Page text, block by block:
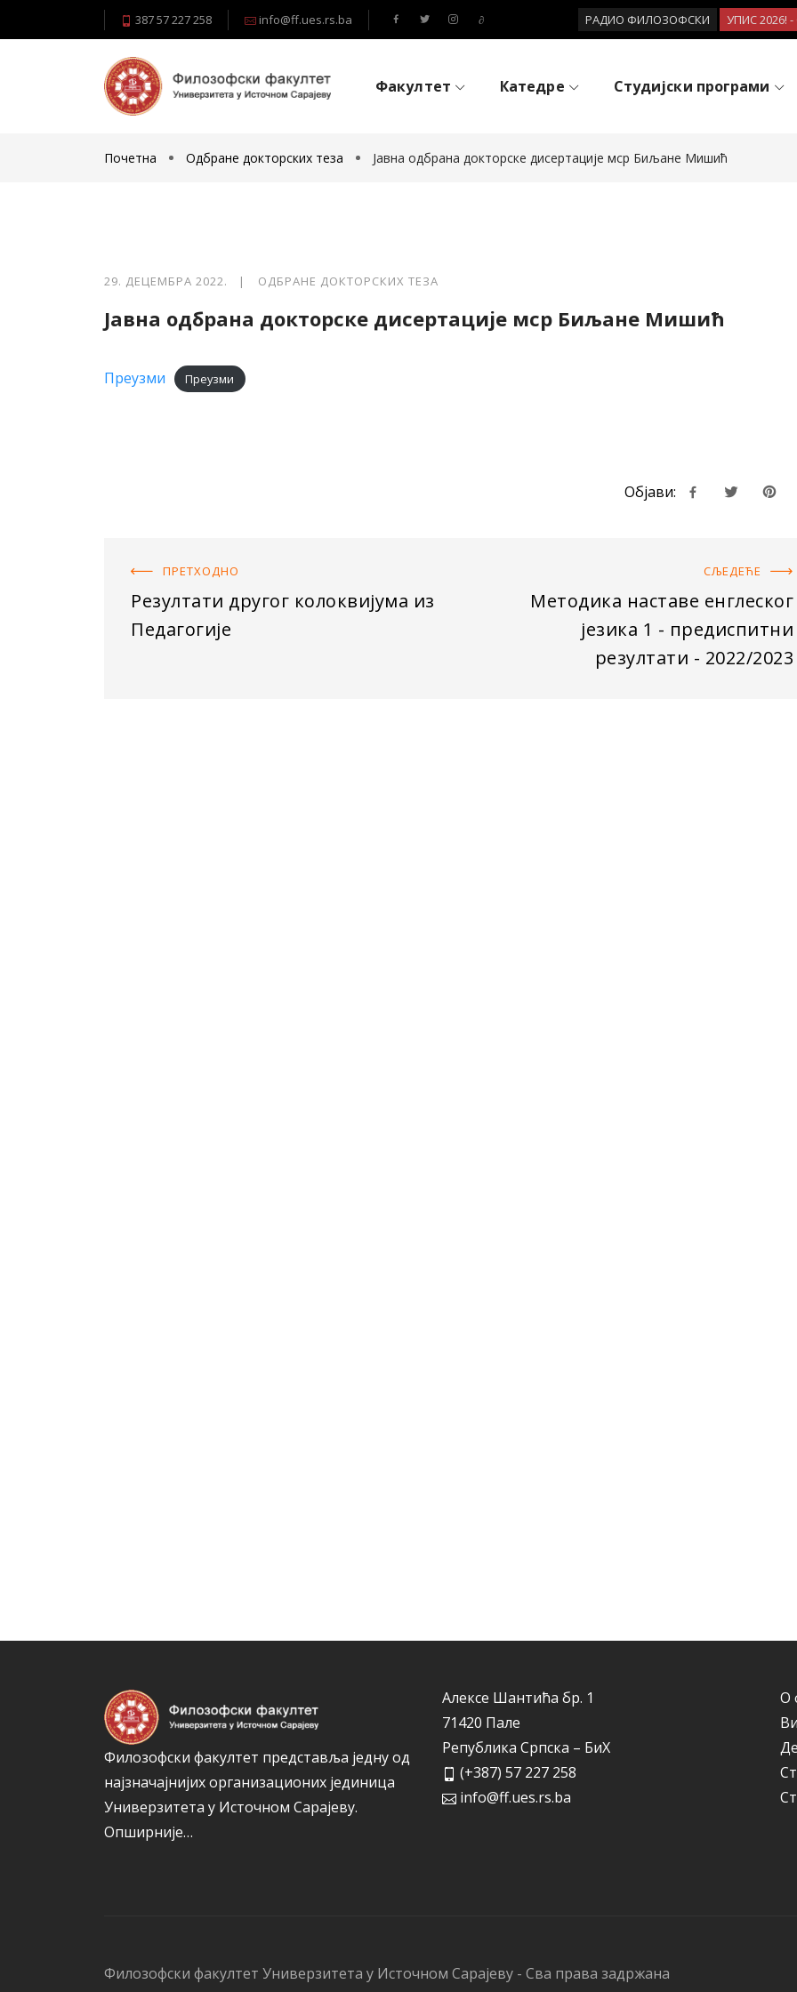
387 57 227 258 info@ff.ues.rs.ba РАДИО ФИЛОЗОФСКИ УПИС 2026!
Факултет Катедре Студијски програми
Почетна Одбране докторских теза Јавна одбрана докторске дисертације мср Биљане Мишић
29. ДЕЦЕМБРА 2022. | ОДБРАНЕ ДОКТОРСКИХ ТЕЗА
Јавна одбрана докторске дисертације мср Биљане Мишић
Преузми Преузми
Објави:
ПРЕТХОДНO
Резултати другог колоквијума из
Педагогије
СЉЕДЕЋE
Методика наставе енглеског
језика 1 - предиспитни
резултати - 2022/2023
Филозофски факултет представља једну од
најзначајнијих организационих јединица
Универзитета у Источном Сарајеву.
Опширније…
Алексе Шантића бр. 1
71420 Пале
Република Српска – БиХ
(+387) 57 227 258
info@ff.ues.rs.ba
О
Филозофски факултет Универзитета у Источном Сарајеву - Сва права задржана